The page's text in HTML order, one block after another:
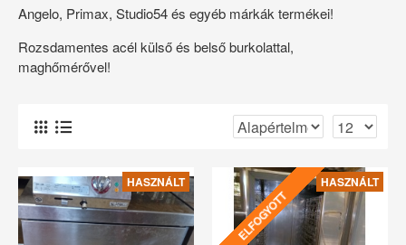
Angelo, Primax, Studio54 és egyéb márkák termékei!
Rozsdamentes acél külső és belső burkolattal,
maghőmérővel!
HASZNÁLT HASZNÁLT
ELFOGYOTT